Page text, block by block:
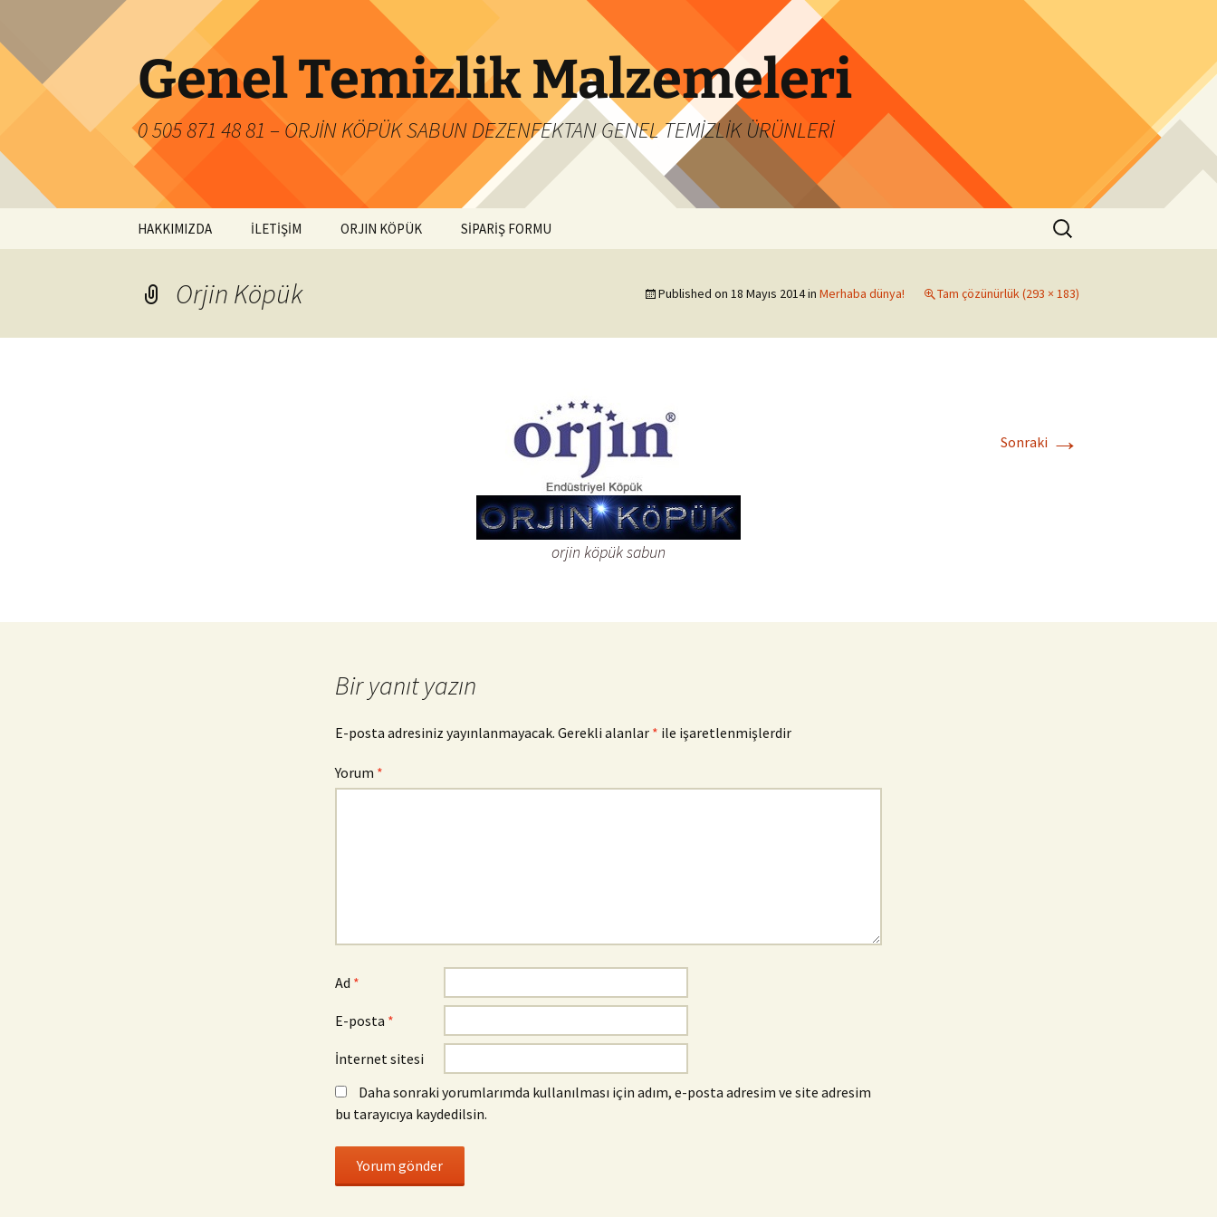
Genel Temizlik Malzemeleri
0 505 871 48 81 – ORJİN KÖPÜK SABUN DEZENFEKTAN GENEL TEMİZLİK ÜRÜNLERİ
HAKKIMIZDA İLETİŞİM ORJIN KÖPÜK SİPARİŞ FORMU
Arama:
Orjin Köpük Published on 18 Mayıs 2014in Merhaba dünya! Tam çözünürlük (293 × 183)
Sonraki →
orjin köpük sabun
Bir yanıt yazın
E-posta adresiniz yayınlanmayacak. Gerekli alanlar * ile işaretlenmişlerdir
Yorum *
Ad *
E-posta *
İnternet sitesi
Daha sonraki yorumlarımda kullanılması için adım, e-posta adresim ve site adresim
bu tarayıcıya kaydedilsin.